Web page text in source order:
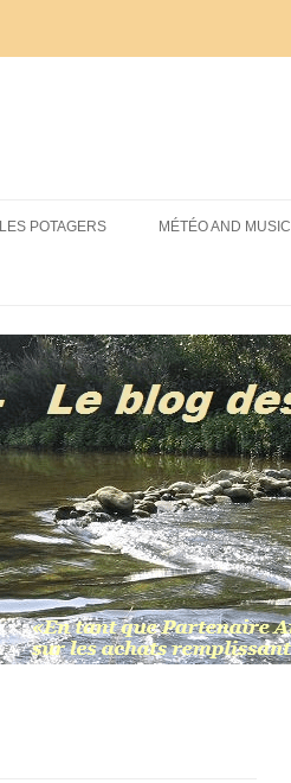
LES POTAGERS MÉTÉO AND MUSIC